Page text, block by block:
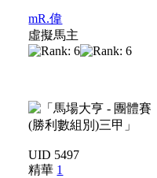
mR.偉
虛擬馬主
UID 5497
精華 1